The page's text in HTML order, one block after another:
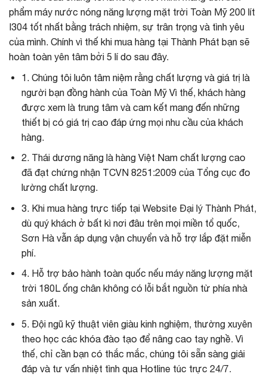
phẩm máy nước nóng năng lượng mặt trời Toàn Mỹ 200 lít
I304 tốt nhất bằng trách nhiệm, sự trân trọng và tình yêu
của mình. Chính vì thế khi mua hàng tại Thành Phát bạn sẽ
hoàn toàn yên tâm bởi 5 lí do sau đây.
1. Chúng tôi luôn tâm niệm rằng chất lượng và giá trị là
người bạn đồng hành của Toàn Mỹ Vì thế, khách hàng
được xem là trung tâm và cam kết mang đến những
thiết bị có giá trị cao đáp ứng mọi nhu cầu của khách
hàng.
2. Thái dương năng là hàng Việt Nam chất lượng cao
đã đạt chứng nhận TCVN 8251:2009 của Tổng cục đo
lường chất lượng.
3. Khi mua hàng trực tiếp tại Website Đại lý Thành Phát,
dù quý khách ở bất kì nơi đâu trên mọi miền tổ quốc,
Sơn Hà vẫn áp dụng vận chuyển và hỗ trợ lắp đặt miễn
phí.
4. Hỗ trợ bảo hành toàn quốc nếu máy năng lượng mặt
trời 180L ống chân không có lỗi bắt nguồn từ phía nhà
sản xuất.
5. Đội ngũ kỹ thuật viên giàu kinh nghiệm, thường xuyên
theo học các khóa đào tạo để nâng cao tay nghề. Vì
thế, chỉ cần bạn có thắc mắc, chúng tôi sẵn sàng giải
đáp và tư vấn nhiệt tình qua Hotline túc trực 24/7.